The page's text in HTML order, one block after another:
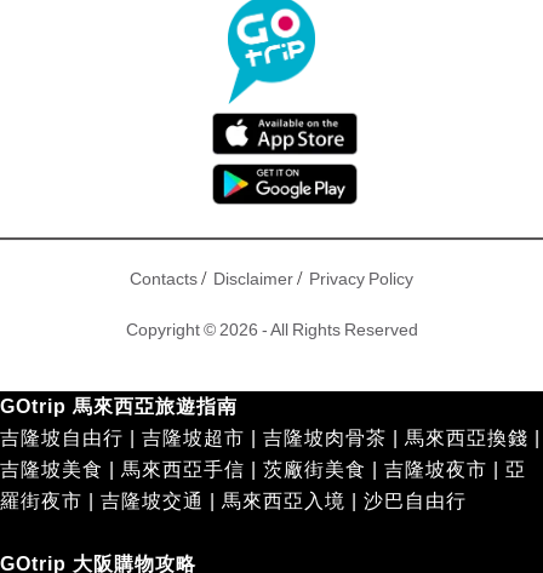
Contacts/ Disclaimer/ Privacy Policy
Copyright © 2026 - All Rights Reserved
GOtrip 馬來西亞旅遊指南
吉隆坡自由行
吉隆坡超市 吉隆坡肉骨茶 馬來西亞換錢
吉隆坡美食
馬來西亞手信 茨廠街美食 吉隆坡夜市
亞
羅街夜市
吉隆坡交通 馬來西亞入境 沙巴自由行
GOtrip 大阪購物攻略